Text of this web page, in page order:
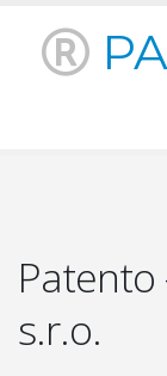
Patento
s.r.o.